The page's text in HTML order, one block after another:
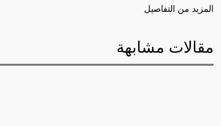
المزيد من التفاصيل
مقالات مشابهة